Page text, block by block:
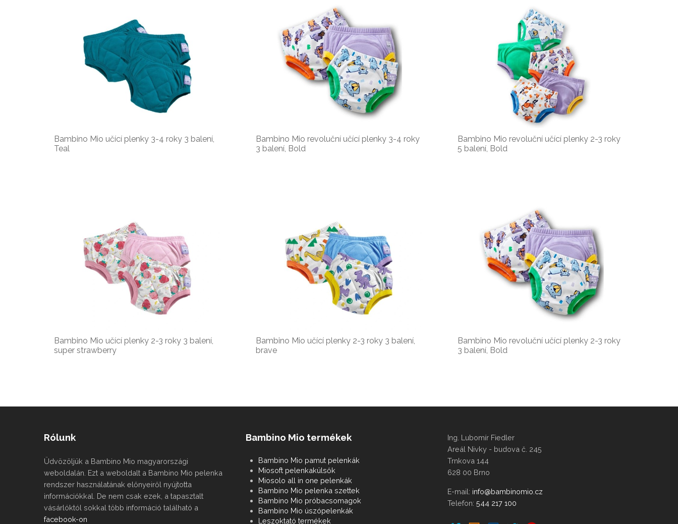
Bambino Mio učící plenky 3-4 roky 3 balení,
Teal
Bambino Mio revoluční učící plenky 3-4 roky
3 balení, Bold
Bambino Mio revoluční učící plenky 2-3 roky
5 balení, Bold
Bambino Mio učící plenky 2-3 roky 3 balení,
super strawberry
Bambino Mio učící plenky 2-3 roky 3 balení,
brave
Bambino Mio revoluční učící plenky 2-3 roky
3 balení, Bold
Rólunk
Üdvözöljük a Bambino Mio magyarországi
weboldalán. Ezt a weboldalt a Bambino Mio pelenka
rendszer használatának előnyeiről nyújtotta
információkkal. De nem csak ezek, a tapasztalt
vásárlóktól sokkal több információ található a
facebook-on
Bambino Mio termékek
Bambino Mio pamut pelenkák
Miosoft pelenkakülsők
Miosolo all in one pelenkák
Bambino Mio pelenka szettek
Bambino Mio próbacsomagok
Bambino Mio úszópelenkák
Leszoktató termékek
Ing. Lubomír Fiedler
Areál Nivky - budova č. 245
Trnkova 144
628 00 Brno
E-mail:
Telefon: 544 217 100